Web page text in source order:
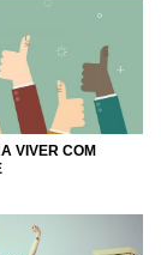
VIVER COM